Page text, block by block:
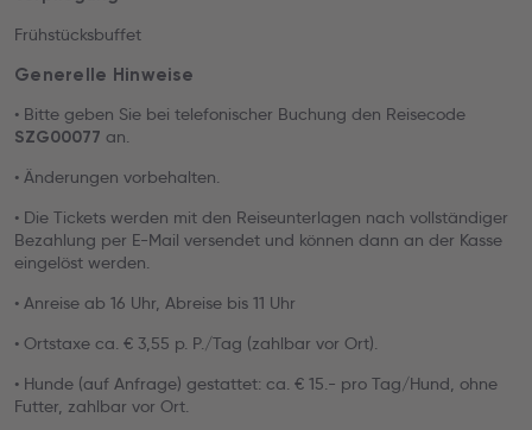
Frühstücksbuffet
Generelle Hinweise
• Bitte geben Sie bei telefonischer Buchung den Reisecode
SZG00077 an.
• Änderungen vorbehalten.
• Die Tickets werden mit den Reiseunterlagen nach vollständiger
Bezahlung per E-Mail versendet und können dann an der Kasse
eingelöst werden.
• Anreise ab 16 Uhr, Abreise bis 11 Uhr
• Ortstaxe ca. € 3,55 p. P./Tag (zahlbar vor Ort).
• Hunde (auf Anfrage) gestattet: ca. € 15.- pro Tag/Hund, ohne
Futter, zahlbar vor Ort.